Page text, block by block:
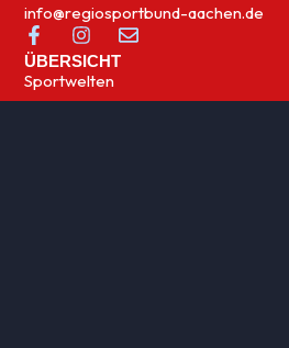
info@regiosportbund-aachen.de
ÜBERSICHT
Sportwelten